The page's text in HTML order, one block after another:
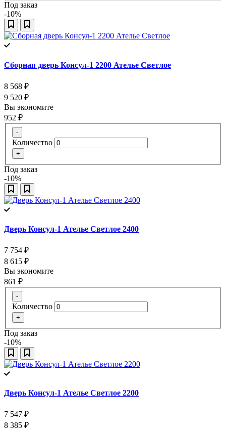
Под заказ
-10%
Сборная дверь Консул-1 2200 Ателье Светлое
8 568 ₽
9 520 ₽
Вы экономите
952 ₽
-
Количество
+
Под заказ
-10%
Дверь Консул-1 Ателье Светлое 2400
7 754 ₽
8 615 ₽
Вы экономите
861 ₽
-
Количество
+
Под заказ
-10%
Дверь Консул-1 Ателье Светлое 2200
7 547 ₽
8 385 ₽